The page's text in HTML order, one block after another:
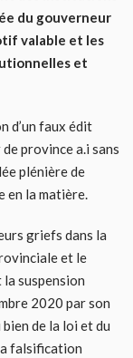
du gouverneur
valable et les
et
d’un faux édit
province a.i sans
plénière de
en la matière.
griefs dans la
et le
suspension
2020 par son
de la loi et du
falsification